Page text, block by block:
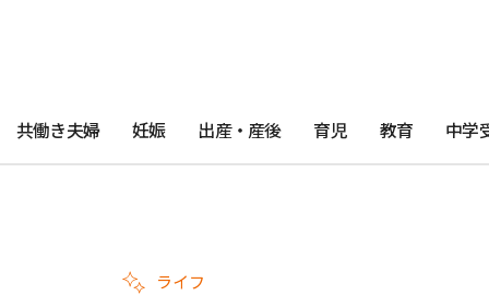
共働き夫婦 妊娠 出産・産後 育児 教育 中学
ライフ